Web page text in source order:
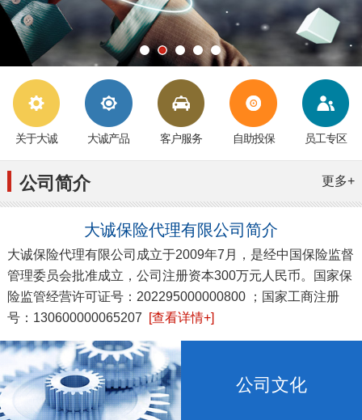
关于大诚 大诚产品 客户服务 自助投保 员工专区
更多+
公司简介
大诚保险代理有限公司简介
大诚保险代理有限公司成立于2009年7月，是经中国保险监督
管理委员会批准成立，公司注册资本300万元人民币。国家保
险监管经营许可证号：202295000000800 ；国家工商注册
号：130600000065207
[查看详情+]
公司文化